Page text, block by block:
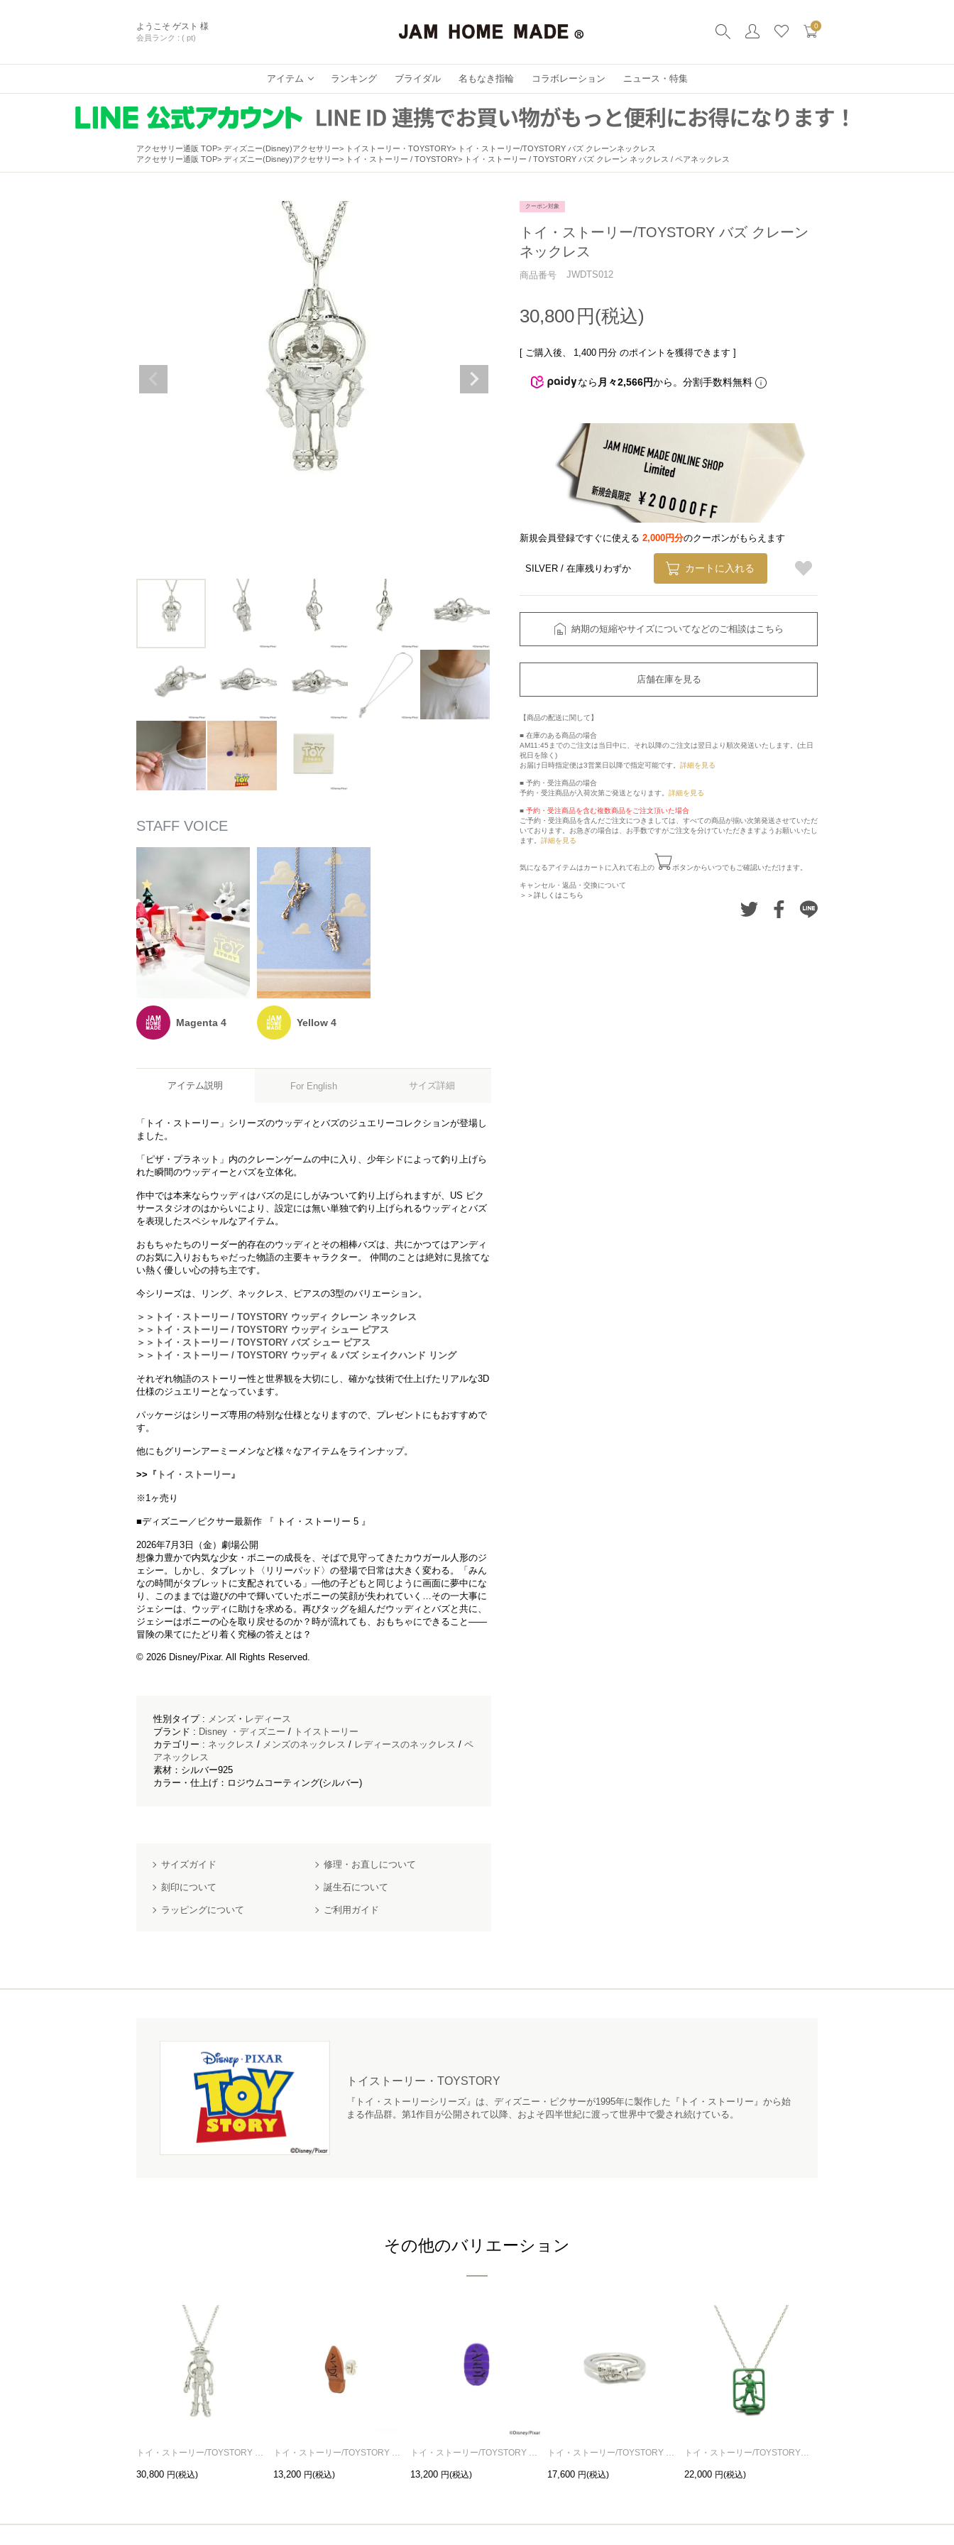
ようこそ ゲスト 様
会員ランク : ( pt)
0
アイテム ランキング ブライダル 名もなき指輪 コラボレーション ニュース・特集
アクセサリー通販 TOP ディズニー(Disney)アクセサリー トイストーリー・TOYSTORY
トイ・ストーリー/TOYSTORY バズ クレーンネックレス
アクセサリー通販 TOP
ディズニー(Disney)アクセサリー トイ・ストーリー / TOYSTORY トイ・ストーリー / TOYSTORY バズ クレーン ネックレス / ペアネックレス
Magenta 4 Yellow 4
アイテム説明 For English サイズ詳細
「トイ・ストーリー」シリーズのウッディとバズのジュエリーコレクションが登場し
ました。
「ピザ・プラネット」内のクレーンゲームの中に入り、少年シドによって釣り上げら
れた瞬間のウッディーとバズを立体化。
作中では本来ならウッディはバズの足にしがみついて釣り上げられますが、US ピク
サースタジオのはからいにより、設定には無い単独で釣り上げられるウッディとバズ
を表現したスペシャルなアイテム。
おもちゃたちのリーダー的存在のウッディとその相棒バズは、共にかつてはアンディ
のお気に入りおもちゃだった物語の主要キャラクター。 仲間のことは絶対に見捨てな
い熱く優しい心の持ち主です。
今シリーズは、リング、ネックレス、ピアスの3型のバリエーション。
＞＞トイ・ストーリー / TOYSTORY ウッディ クレーン ネックレス
＞＞トイ・ストーリー / TOYSTORY ウッディ シュー ピアス
＞＞トイ・ストーリー / TOYSTORY バズ シュー ピアス
＞＞トイ・ストーリー / TOYSTORY ウッディ & バズ シェイクハンド リング
それぞれ物語のストーリー性と世界観を大切にし、確かな技術で仕上げたリアルな3D
仕様のジュエリーとなっています。
パッケージはシリーズ専用の特別な仕様となりますので、プレゼントにもおすすめで
す。
他にもグリーンアーミーメンなど様々なアイテムをラインナップ。
>> 『トイ・ストーリー』
※1ヶ売り
■ディズニー／ピクサー最新作 『 トイ・ストーリー 5 』
2026年7月3日（金）劇場公開
想像力豊かで内気な少女・ボニーの成長を、そばで見守ってきたカウガール人形のジ
ェシー。しかし、タブレット〈リリーパッド〉の登場で日常は大きく変わる。「みん
なの時間がタブレットに支配されている」―他の子どもと同じように画面に夢中にな
り、このままでは遊びの中で輝いていたボニーの笑顔が失われていく…その一大事に
ジェシーは、ウッディに助けを求める。再びタッグを組んだウッディとバズと共に、
ジェシーはボニーの心を取り戻せるのか？時が流れても、おもちゃにできること――
冒険の果てにたどり着く究極の答えとは？
© 2026 Disney/Pixar. All Rights Reserved.
性別タイプ : メンズ ・ レディース
ブランド : Disney ・ディズニー / トイストーリー
カテゴリー : ネックレス / メンズのネックレス / レディースのネックレス / ペ
アネックレス
素材：シルバー925
カラー・仕上げ：ロジウムコーティング(シルバー)
サイズガイド 修理・お直しについて
刻印について 誕生石について
ラッピングについて ご利用ガイド
クーポン対象
トイ・ストーリー/TOYSTORY バズ クレーン
ネックレス
商品番号 JWDTS012
30,800
[ ご購入後、 1,400 円分 のポイントを獲得できます ]
なら 月々2,566円から。分割手数料無料
新規会員登録ですぐに使える 2,000円分のクーポンがもらえます
SILVER 在庫残りわずか カートに入れる
納期の短縮やサイズについてなどのご相談はこちら
店舗在庫を見る
【商品の配送に関して】
■ 在庫のある商品の場合
AM11:45までのご注文は当日中に、それ以降のご注文は翌日より順次発送いたします。(土日
祝日を除く)
お届け日時指定便は3営業日以降で指定可能です。 詳細を見る
■ 予約・受注商品の場合
予約・受注商品が入荷次第ご発送となります。 詳細を見る
■ 予約・受注商品を含む複数商品をご注文頂いた場合
ご予約・受注商品を含んだご注文につきましては、すべての商品が揃い次第発送させていただ
いております。お急ぎの場合は、お手数ですがご注文を分けていただきますようお願いいたし
ます。 詳細を見る
気になるアイテムはカートに入れて右上の ボタンからいつでもご確認いただけます。
キャンセル・返品・交換について
＞＞詳しくはこちら
トイストーリー・TOYSTORY
『トイ・ストーリーシリーズ』は、ディズニー・ピクサーが1995年に製作した『トイ・ストーリー』から始
まる作品群。第1作目が公開されて以降、およそ四半世紀に渡って世界中で愛され続けている。
その他のバリエーション
30,800 13,200 13,200 17,600 22,000